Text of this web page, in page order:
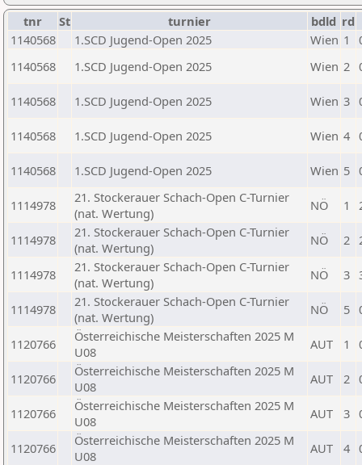
tnr St turnier bdld rd
1140568
1.SCD Jugend-Open 2025 Wien 1
1140568
1.SCD Jugend-Open 2025 Wien 2
1140568 1.SCD Jugend-Open 2025 Wien 3
1140568 1.SCD Jugend-Open 2025 Wien 4
1140568 1.SCD Jugend-Open 2025 Wien 5
1114978
21. Stockerauer Schach-Open C-Turnier
(nat. Wertung)
NÖ 1
1114978
21. Stockerauer Schach-Open C-Turnier
(nat. Wertung)
NÖ 2
1114978
21. Stockerauer Schach-Open C-Turnier
(nat. Wertung)
NÖ 3
1114978
21. Stockerauer Schach-Open C-Turnier
(nat. Wertung)
NÖ 5
1120766
Österreichische Meisterschaften 2025 M
U08
AUT 1
1120766
Österreichische Meisterschaften 2025 M
U08
AUT 2
1120766
Österreichische Meisterschaften 2025 M
U08
AUT 3
1120766
Österreichische Meisterschaften 2025 M
U08
AUT 4